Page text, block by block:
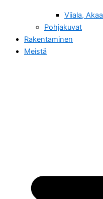
Viiala, Akaa
Pohjakuvat
Rakentaminen
Meistä